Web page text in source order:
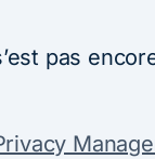
pas